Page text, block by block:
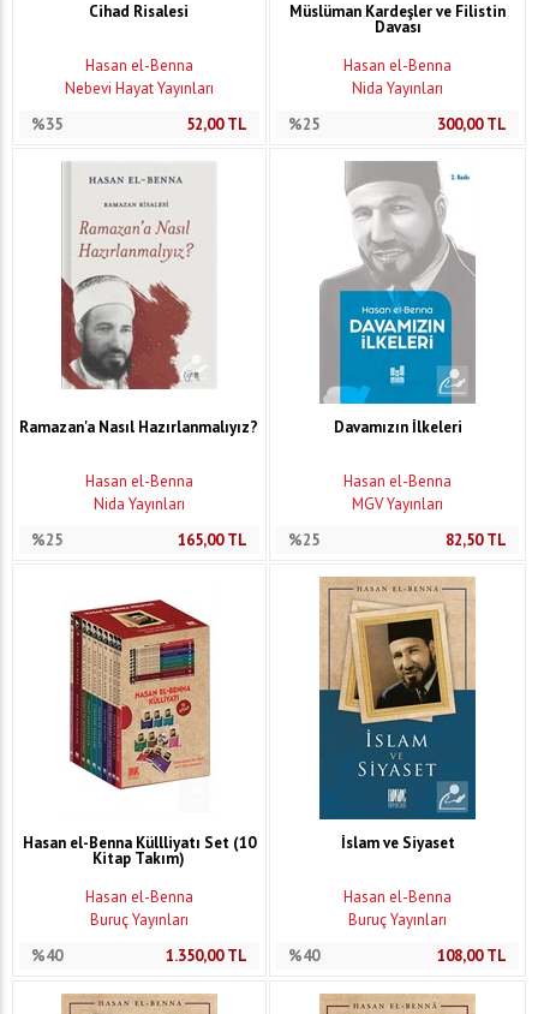
Cihad Risalesi
Hasan el-Benna
Nebevi Hayat Yayınları
%35
52,00TL
Müslüman Kardeşler ve Filistin
Davası
Hasan el-Benna
Nida Yayınları
%25
300,00TL
Ramazan'a Nasıl Hazırlanmalıyız?
Hasan el-Benna
Nida Yayınları
%25
165,00TL
Davamızın İlkeleri
Hasan el-Benna
MGV Yayınları
%25
82,50TL
Hasan el-Benna Küllliyatı Set (10
Kitap Takım)
Hasan el-Benna
Buruç Yayınları
%40
1.350,00TL
İslam ve Siyaset
Hasan el-Benna
Buruç Yayınları
%40
108,00TL